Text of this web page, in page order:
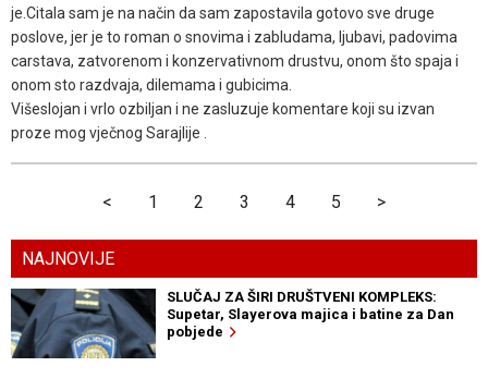
je.Citala sam je na način da sam zapostavila gotovo sve druge
poslove, jer je to roman o snovima i zabludama, ljubavi, padovima
carstava, zatvorenom i konzervativnom drustvu, onom što spaja i
onom sto razdvaja, dilemama i gubicima.
Višeslojan i vrlo ozbiljan i ne zasluzuje komentare koji su izvan
proze mog vječnog Sarajlije .
< 1 2 3 4 5 >
NAJNOVIJE
SLUČAJ ZA ŠIRI DRUŠTVENI KOMPLEKS:
Supetar, Slayerova majica i batine za Dan
pobjede